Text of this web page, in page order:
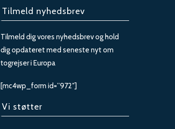
Tilmeld nyhedsbrev
Tilmeld dig vores nyhedsbrev og hold
dig opdateret med seneste nyt om
togrejser i Europa
[mc4wp_form id=”972″]
Vi støtter